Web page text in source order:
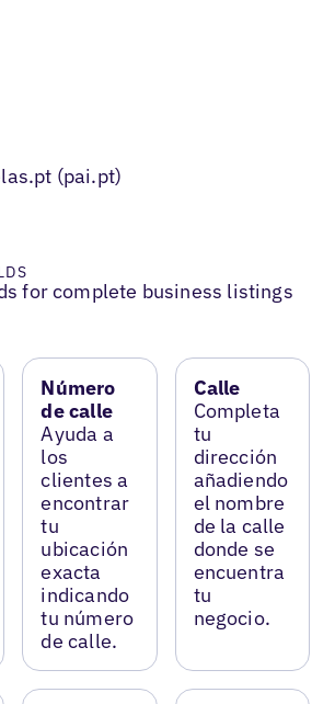
(pai.pt)
for complete business listings
Número
de calle
Ayuda a
los
clientes a
encontrar
tu
ubicación
exacta
indicando
tu número
de calle.
Calle
Completa
tu
dirección
añadiendo
el nombre
de la calle
donde se
encuentra
tu
negocio.